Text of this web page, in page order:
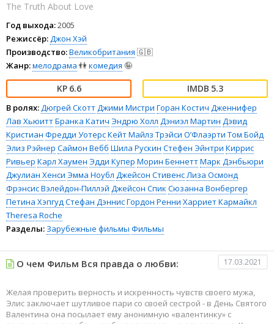
The Truth About Love
Год выхода:2005
Режиссёр:Джон Хэй
Производство:Великобритания 🇬🇧
Жанр:мелодрама 👫комедия 🤪
6.6 5.3
В ролях:Дюгрей СкоттДжими Мистри Горан Костич Дженнифер
Лав ХьюиттБранка Катич Эндрю Холл Дэниэл Мартин Дэвид
Кристиан Фредди УотерсКейт Майлз Трэйси О’Флаэрти Том Бойд
Элиз Рэйнер Саймон Вебб Шила Рускин Стефен Эйнтри Киррис
Ривьер Карл Хаумен Эдди Купер Морин БеннеттМарк Дэнбьюри
Джулиан Хенси Эмма Ноубл Джейсон СтивенсЛиза Осмонд
Фрэнсис Вэлейдон-Пиллэй Джейсон Спик Сюзанна Вонбергер
Петина ХэпгудСтефан ДэннисГордон Ренни Харриет Кармайкл
Theresa Roche
Разделы: Зарубежные фильмы Фильмы
О чем Фильм Вся правда о любви: 17.03.2021
Желая проверить верность и искренность чувств своего мужа,
Элис заключает шутливое пари со своей сестрой - в День Святого
Валентина она посылает ему анонимную «валентинку» с